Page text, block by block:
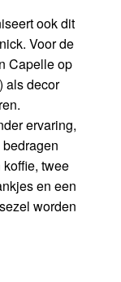
ook dit
Voor de
Capelle op
als decor
ervaring,
twee
en een
worden